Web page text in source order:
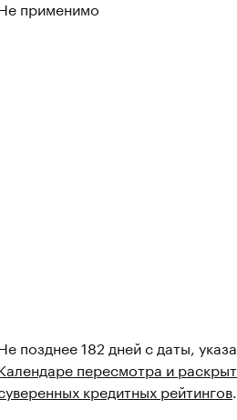
применимо
позднее 182 дней с даты,
пересмотра и
кредитных рейтингов.